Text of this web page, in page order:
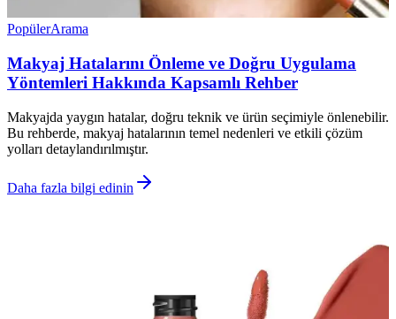
PopülerArama
Makyaj Hatalarını Önleme ve Doğru Uygulama
Yöntemleri Hakkında Kapsamlı Rehber
Makyajda yaygın hatalar, doğru teknik ve ürün seçimiyle önlenebilir.
Bu rehberde, makyaj hatalarının temel nedenleri ve etkili çözüm
yolları detaylandırılmıştır.
Daha fazla bilgi edinin